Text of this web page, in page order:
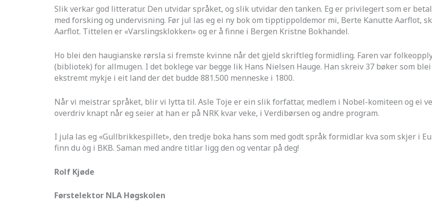
Slik verkar god litteratur. Den utvidar språket, og slik utvidar den tanken. Eg er privilegert som er
med forsking og undervisning. Før jul las eg ei ny bok om tipptippoldemor mi, Berte Kanutte Aarflot,
Aarflot. Tittelen er «Varslingsklokken» og er å finne i Bergen Kristne Bokhandel.
Ho blei den haugianske rørsla si fremste kvinne når det gjeld skriftleg formidling. Faren var
(bibliotek) for allmugen. I det boklege var begge lik Hans Nielsen Hauge. Han skreiv 37 bøker som
ekstremt mykje i eit land der det budde 881.500 menneske i 1800.
Når vi meistrar språket, blir vi lytta til. Asle Toje er ein slik forfattar, medlem i Nobel-komiteen og ei
overdriv knapt når eg seier at han er på NRK kvar veke, i Verdibørsen og andre program.
I jula las eg «Gullbrikkespillet», den tredje boka hans som med godt språk formidlar kva som skjer i
finn du òg i BKB. Saman med andre titlar ligg den og ventar på deg!
Rolf Kjøde
Førstelektor NLA Høgskolen